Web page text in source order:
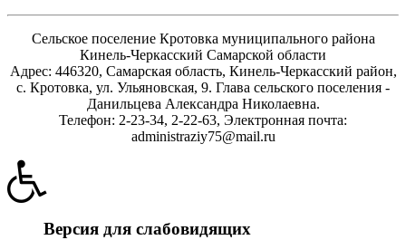
Сельское поселение Кротовка муниципального района
Кинель-Черкасский Самарской области
Адрес: 446320, Самарская область, Кинель-Черкасский район,
с. Кротовка, ул. Ульяновская, 9. Глава сельского поселения -
Данильцева Александра Николаевна.
Телефон: 2-23-34, 2-22-63, Электронная почта:
administraziy75@mail.ru
Версия для слабовидящих